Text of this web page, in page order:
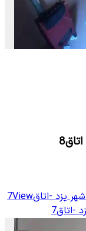
یزد -اتاق7View
-اتاق7